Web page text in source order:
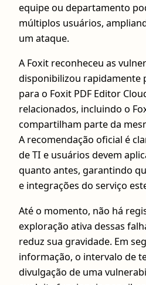
equipe ou departamento
múltiplos usuários,
um ataque.
A Foxit reconheceu as
disponibilizou rapidamente
para o Foxit PDF Editor
relacionados, incluindo o
compartilham parte da
A recomendação oficial é
de TI e usuários devem
quanto antes, garantindo
e integrações do serviço
Até o momento, não há
exploração ativa dessas
reduz sua gravidade. Em
informação, o intervalo de
divulgação de uma